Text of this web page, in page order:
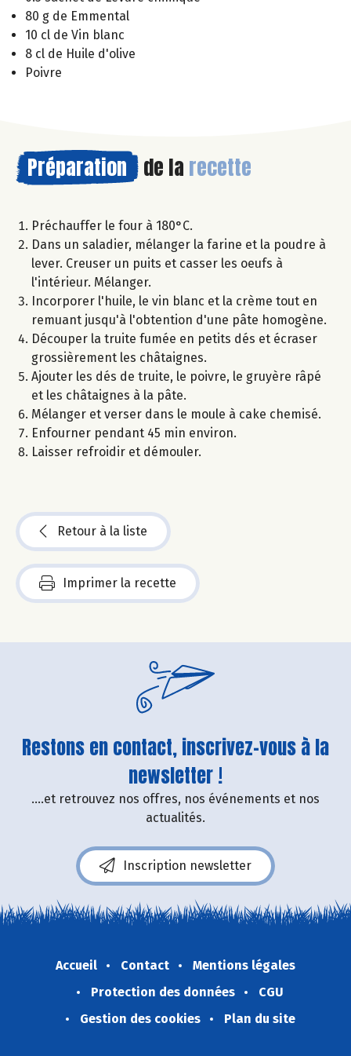
80 g de Emmental
10 cl de Vin blanc
8 cl de Huile d'olive
Poivre
Préparation de la recette
Préchauffer le four à 180°C.
Dans un saladier, mélanger la farine et la poudre à
lever. Creuser un puits et casser les oeufs à
l'intérieur. Mélanger.
Incorporer l'huile, le vin blanc et la crème tout en
remuant jusqu'à l'obtention d'une pâte homogène.
Découper la truite fumée en petits dés et écraser
grossièrement les châtaignes.
Ajouter les dés de truite, le poivre, le gruyère râpé
et les châtaignes à la pâte.
Mélanger et verser dans le moule à cake chemisé.
Enfourner pendant 45 min environ.
Laisser refroidir et démouler.
Retour à la liste
Imprimer la recette
Restons en contact, inscrivez-vous à la
newsletter !
....et retrouvez nos offres, nos événements et nos
actualités.
Inscription newsletter
Accueil Contact
Mentions légales
Protection des données
CGU
Gestion des cookies
Plan du site